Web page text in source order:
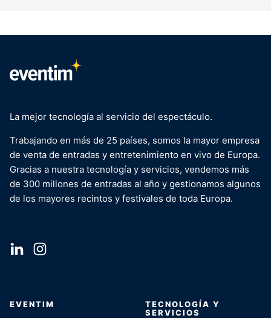
La mejor tecnología al servicio del espectáculo.
Trabajando en más de 25 países, somos la mayor empresa
de venta de entradas y entretenimiento en vivo de Europa.
Gracias a nuestra tecnología y servicios, vendemos más
de 300 millones de entradas al año y gestionamos algunos
de los mayores recintos y festivales de toda Europa.
EVENTIM
TECNOLOGÍA Y
SERVICIOS